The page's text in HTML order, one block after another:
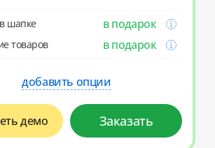
шапке в подарок
товаров в подарок
добавить опции
демо Заказать